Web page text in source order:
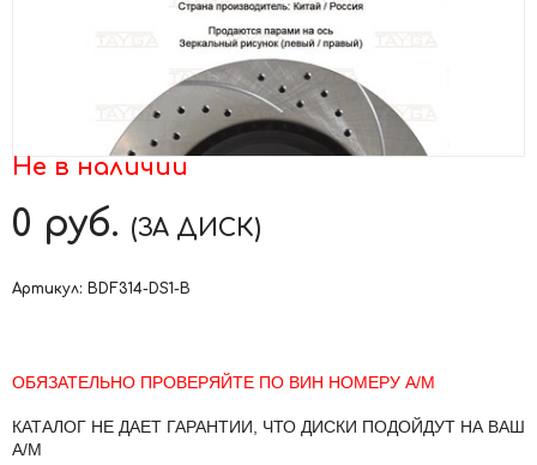
Не в наличии
0 руб. (ЗА ДИСК)
Артикул: BDF314-DS1-B
ОБЯЗАТЕЛЬНО ПРОВЕРЯЙТЕ ПО ВИН НОМЕРУ А/М
КАТАЛОГ НЕ ДАЕТ ГАРАНТИИ, ЧТО ДИСКИ ПОДОЙДУТ НА ВАШ
А/М